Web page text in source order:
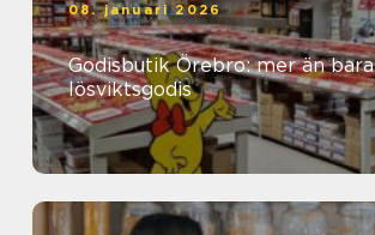
08. januari 2026
Godisbutik Örebro: mer än bara
lösviktsgodis